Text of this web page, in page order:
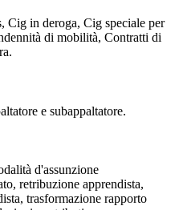
in deroga, Cig speciale per
di mobilità, Contratti di
e subappaltatore.
d'assunzione
retribuzione apprendista,
trasformazione rapporto